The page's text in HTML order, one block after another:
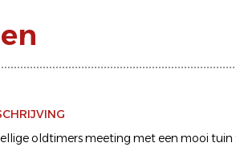
oldtimers meeting met een mooi tuin